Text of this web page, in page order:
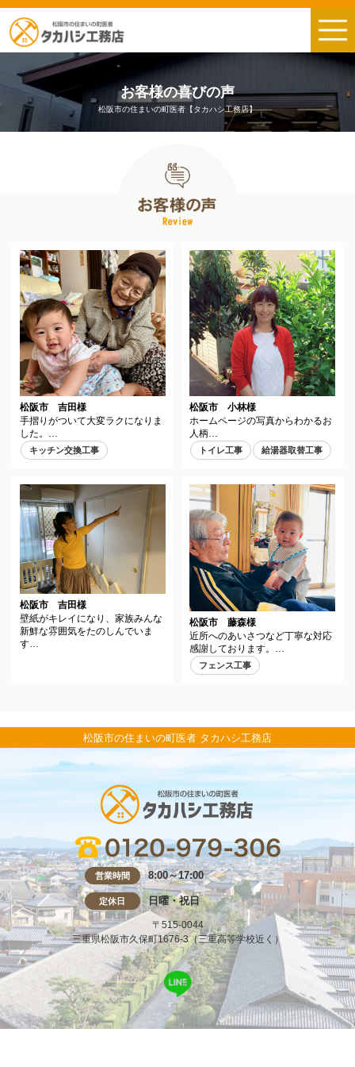
お客様の喜びの声
松阪市の住まいの町医者【タカハシ工務店】
松阪市 吉田様
手摺りがついて大変ラクになりま
した。…
キッチン交換工事
松阪市 小林様
ホームページの写真からわかるお
人柄…
トイレ工事 給湯器取替工事
松阪市 吉田様
壁紙がキレイになり、家族みんな
新鮮な雰囲気をたのしんでいま
す…
松阪市 藤森様
近所へのあいさつなど丁寧な対応
感謝しております。…
フェンス工事
松阪市の住まいの町医者 タカハシ工務店
営業時間 8:00～17:00
定休日 日曜・祝日
〒515-0044
三重県松阪市久保町1676-3（三重高等学校近く）